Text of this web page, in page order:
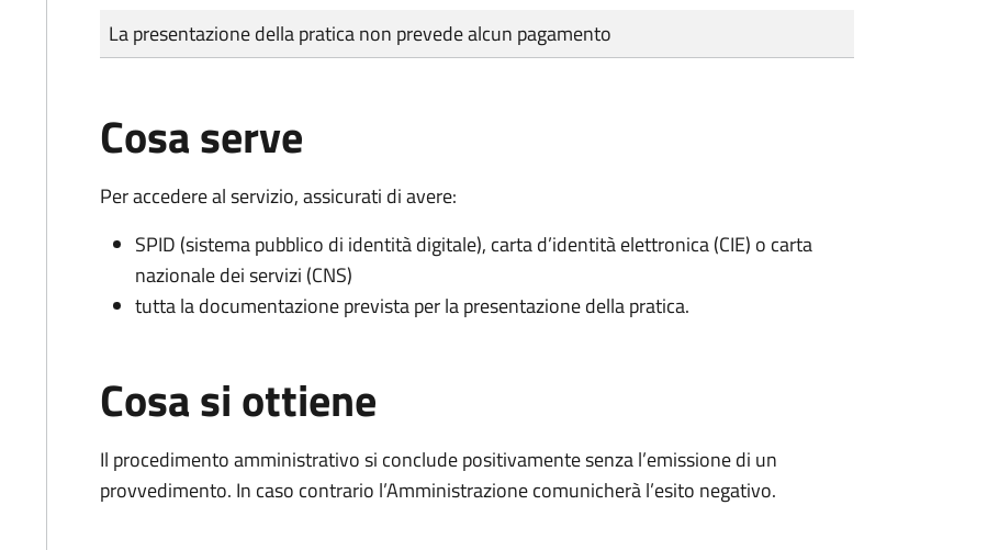
Tipo di pagamento
Importo
La presentazione della pratica non prevede alcun pagamento
Cosa serve
Per accedere al servizio, assicurati di avere:
SPID (sistema pubblico di identità digitale), carta d’identità elettronica (CIE) o carta
nazionale dei servizi (CNS)
tutta la documentazione prevista per la presentazione della pratica.
Cosa si ottiene
Il procedimento amministrativo si conclude positivamente senza l’emissione di un
provvedimento. In caso contrario l’Amministrazione comunicherà l’esito negativo.